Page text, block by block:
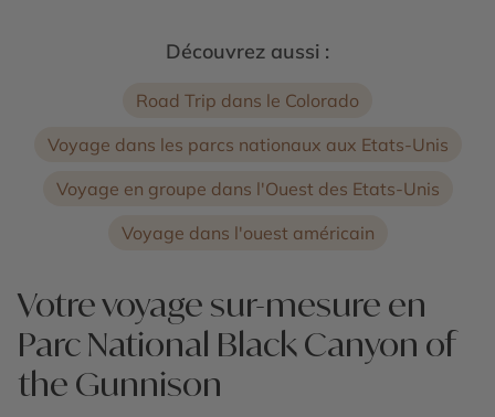
Découvrez aussi :
Road Trip dans le Colorado
Voyage dans les parcs nationaux aux Etats-Unis
Voyage en groupe dans l'Ouest des Etats-Unis
Voyage dans l'ouest américain
Votre voyage sur-mesure en
Parc National Black Canyon of
the Gunnison